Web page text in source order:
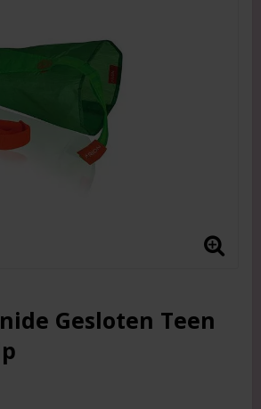
Gesloten Teen